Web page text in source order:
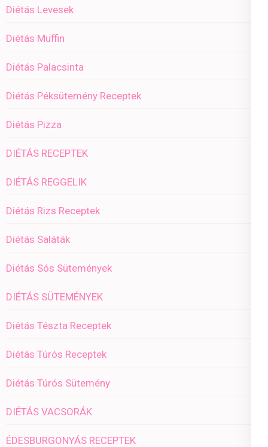
Diétás Levesek
Diétás Muffin
Diétás Palacsinta
Diétás Péksütemény Receptek
Diétás Pizza
DIÉTÁS RECEPTEK
DIÉTÁS REGGELIK
Diétás Rizs Receptek
Diétás Saláták
Diétás Sós Sütemények
DIÉTÁS SÜTEMÉNYEK
Diétás Tészta Receptek
Diétás Túrós Receptek
Diétás Túrós Sütemény
DIÉTÁS VACSORÁK
ÉDESBURGONYÁS RECEPTEK